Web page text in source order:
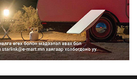
чиглэлийн